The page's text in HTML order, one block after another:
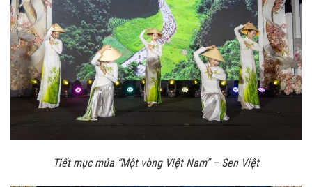
Tiết mục múa “Một vòng Việt Nam” – Sen Việt